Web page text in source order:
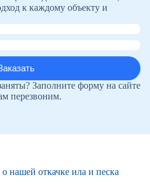
к каждому объекту и
Заполните форму на сайте
перезвоним.
нашей откачке ила и песка